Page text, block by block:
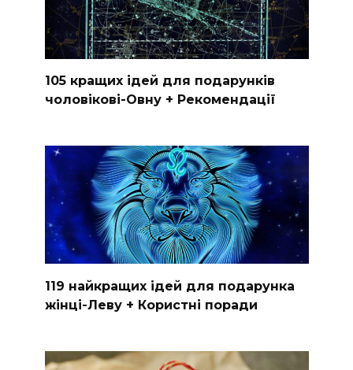
105 кращих ідей для подарунків
чоловікові-Овну + Рекомендації
119 найкращих ідей для подарунка
жінці-Леву + Користні поради